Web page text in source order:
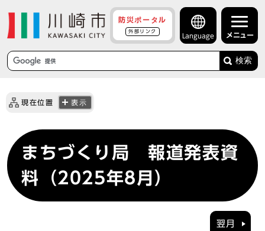
防災ポータル
外部リンク
Language メニュー
検索
現在位置 表示
まちづくり局 報道発表資
料（2025年8月）
翌月